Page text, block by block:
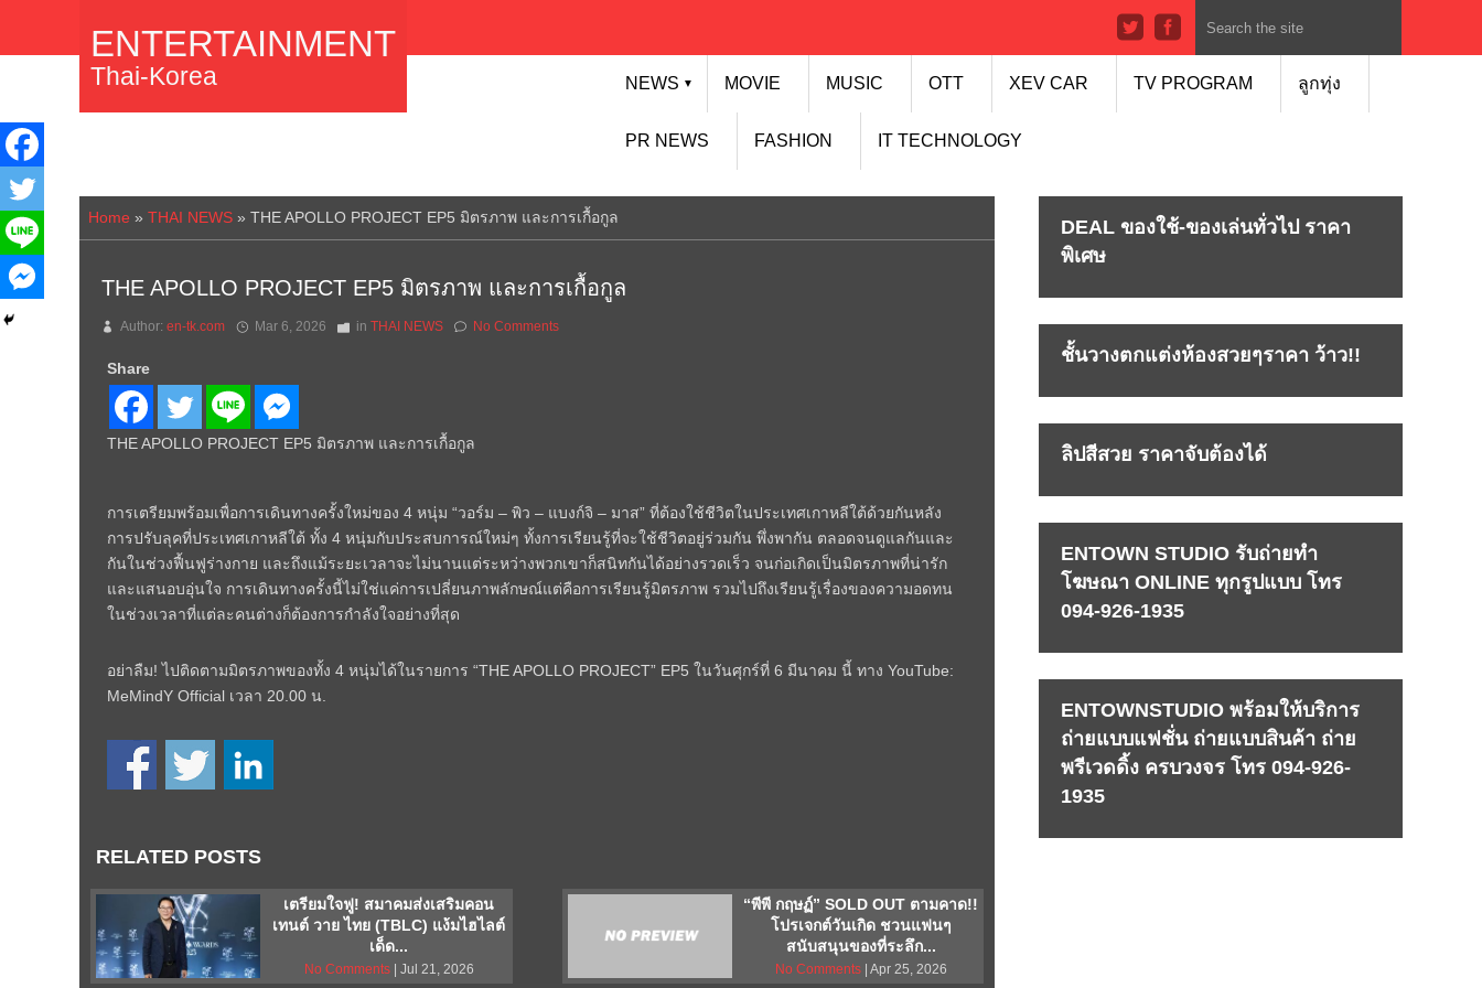
NEWS ▼ MOVIE MUSIC OTT XEV CAR TV PROGRAM ลูกทุ่ง
PR NEWS FASHION IT TECHNOLOGY
ENTERTAINMENT
Thai-Korea
Home » THAI NEWS » THE APOLLO PROJECT EP5 มิตรภาพ และการเกื้อกูล
THE APOLLO PROJECT EP5 มิตรภาพ และการเกื้อกูล
Author: en-tk.com Mar 6, 2026 in THAI NEWS No Comments
Share
THE APOLLO PROJECT EP5 มิตรภาพ และการเกื้อกูล
การเตรียมพร้อมเพื่อการเดินทางครั้งใหม่ของ 4 หนุ่ม “วอร์ม – พิว – แบงก์จิ – มาส” ที่ต้องใช้ชีวิตในประเทศเกาหลีใต้ด้วยกันหลัง
การปรับลุคที่ประเทศเกาหลีใต้ ทั้ง 4 หนุ่มกับประสบการณ์ใหม่ๆ ทั้งการเรียนรู้ที่จะใช้ชีวิตอยู่ร่วมกัน พึ่งพากัน ตลอดจนดูแลกันและ
กันในช่วงฟื้นฟูร่างกาย และถึงแม้ระยะเวลาจะไม่นานแต่ระหว่างพวกเขาก็สนิทกันได้อย่างรวดเร็ว จนก่อเกิดเป็นมิตรภาพที่น่ารัก
และแสนอบอุ่นใจ การเดินทางครั้งนี้ไม่ใช่แค่การเปลี่ยนภาพลักษณ์แต่คือการเรียนรู้มิตรภาพ รวมไปถึงเรียนรู้เรื่องของความอดทน
ในช่วงเวลาที่แต่ละคนต่างก็ต้องการกำลังใจอย่างที่สุด
อย่าลืม! ไปติดตามมิตรภาพของทั้ง 4 หนุ่มได้ในรายการ “THE APOLLO PROJECT” EP5 ในวันศุกร์ที่ 6 มีนาคม นี้ ทาง YouTube:
MeMindY Official เวลา 20.00 น.
RELATED POSTS
เตรียมใจฟู! สมาคมส่งเสริมคอน
เทนต์ วาย ไทย (TBLC) แง้มไฮไลต์
เด็ด...
No Comments| Jul 21, 2026
“พีพี กฤษฏ์” SOLD OUT ตามคาด!!
โปรเจกต์วันเกิด ชวนแฟนๆ
สนับสนุนของที่ระลึก...
No Comments| Apr 25, 2026
DEAL ของใช้-ของเล่นทั่วไป ราคา
พิเศษ
ชั้นวางตกแต่งห้องสวยๆราคา ว้าว!!
ลิปสีสวย ราคาจับต้องได้
ENTOWN STUDIO รับถ่ายทำ
โฆษณา ONLINE ทุกรูปแบบ โทร
094-926-1935
ENTOWNSTUDIO พร้อมให้บริการ
ถ่ายแบบแฟชั่น ถ่ายแบบสินค้า ถ่าย
พรีเวดดิ้ง ครบวงจร โทร 094-926-
1935